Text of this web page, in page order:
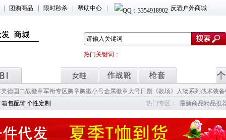
团购商品 限时秒杀 帮助中心 反恐户外商城
热门关键词：
德国二战徽章军衔专区 胸章胸徽小号金属徽章大号 日剧《教场》人物系列 战术装备
箱包配饰个性定制 热门专区： 最新商品精品推